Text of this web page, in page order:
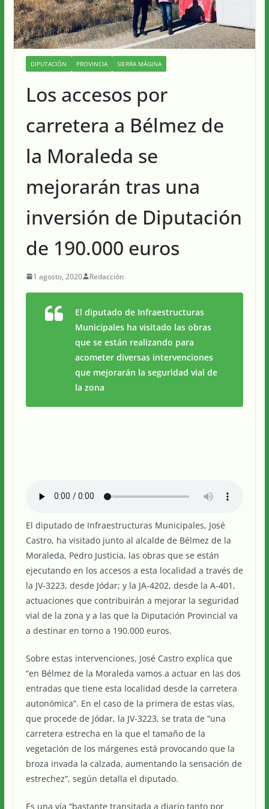
DIPUTACIÓN PROVINCIA SIERRA MÁGINA
Los accesos por
carretera a Bélmez de
la Moraleda se
mejorarán tras una
inversión de Diputación
de 190.000 euros
1 agosto, 2020 Redacción
El diputado de Infraestructuras
Municipales ha visitado las obras
que se están realizando para
acometer diversas intervenciones
que mejorarán la seguridad vial de
la zona
El diputado de Infraestructuras Municipales, José
Castro, ha visitado junto al alcalde de Bélmez de la
Moraleda, Pedro Justicia, las obras que se están
ejecutando en los accesos a esta localidad a través de
la JV-3223, desde Jódar; y la JA-4202, desde la A-401,
actuaciones que contribuirán a mejorar la seguridad
vial de la zona y a las que la Diputación Provincial va
a destinar en torno a 190.000 euros.
Sobre estas intervenciones, José Castro explica que
“en Bélmez de la Moraleda vamos a actuar en las dos
entradas que tiene esta localidad desde la carretera
autonómica”. En el caso de la primera de estas vías,
que procede de Jódar, la JV-3223, se trata de “una
carretera estrecha en la que el tamaño de la
vegetación de los márgenes está provocando que la
broza invada la calzada, aumentando la sensación de
estrechez”, según detalla el diputado.
Es una vía “bastante transitada a diario tanto por